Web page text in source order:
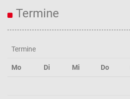
Termine
Termine
Mo Di Mi Do